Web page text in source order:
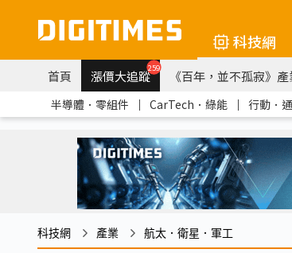
科技網
首頁 漲價大追蹤259 《百年，並不孤寂》
半導體．零組件 ｜ CarTech．綠能 ｜ 行動．
科技網 產業 航太．衛星．軍工